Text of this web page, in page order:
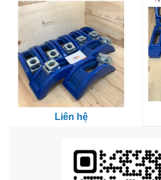
Liên hệ